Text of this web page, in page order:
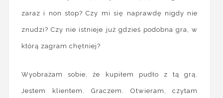
zaraz i non stop? Czy mi się naprawdę nigdy nie
znudzi? Czy nie istnieje już gdzieś podobna gra, w
którą zagram chętniej?
Wyobrażam sobie, że kupiłem pudło z tą grą.
Jestem klientem. Graczem. Otwieram, czytam